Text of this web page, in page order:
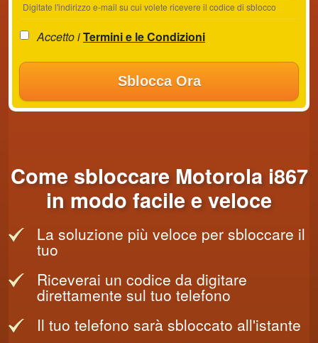
Digitate l'indirizzo e-mail su cui volete ricevere il codice di sblocco
Accetto iTermini e le Condizioni
Sblocca Ora
Come sbloccare Motorola i867
in modo facile e veloce
La soluzione più veloce per sbloccare il
tuo
Riceverai un codice da digitare
direttamente sul tuo telefono
Il tuo telefono sarà sbloccato all'istante